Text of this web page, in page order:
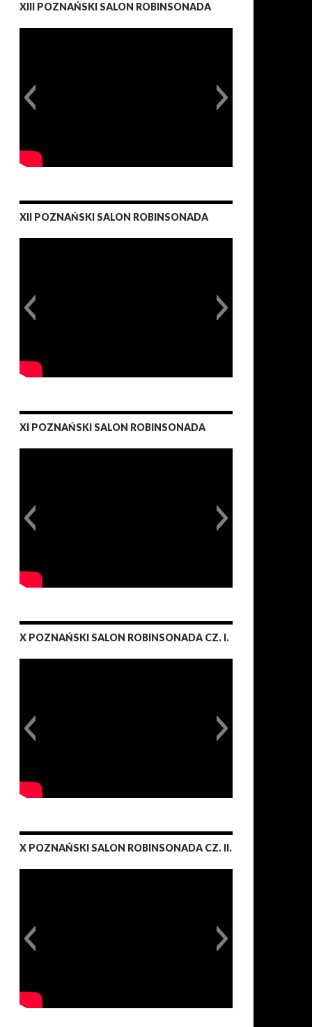
XIII POZNAŃSKI SALON ROBINSONADA
XII POZNAŃSKI SALON ROBINSONADA
XI POZNAŃSKI SALON ROBINSONADA
X POZNAŃSKI SALON ROBINSONADA CZ. I.
X POZNAŃSKI SALON ROBINSONADA CZ. II.